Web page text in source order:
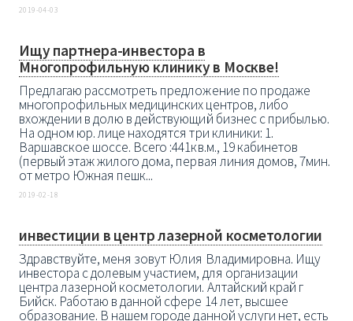
2019-04-03
Ищу партнера-инвестора в
Многопрофильную клинику в Москве!
Предлагаю рассмотреть предложение по продаже
многопрофильных медицинских центров, либо
вхождении в долю в действующий бизнес с прибылью.
На одном юр. лице находятся три клиники: 1.
Варшавское шоссе. Всего :441кв.м., 19 кабинетов
(первый этаж жилого дома, первая линия домов, 7мин.
от метро Южная пешк...
2019-02-18
инвестиции в центр лазерной косметологии
Здравствуйте, меня зовут Юлия Владимировна. Ищу
инвестора с долевым участием, для организации
центра лазерной косметологии. Алтайский край г
Бийск. Работаю в данной сфере 14 лет, высшее
образование. В нашем городе данной услуги нет, есть